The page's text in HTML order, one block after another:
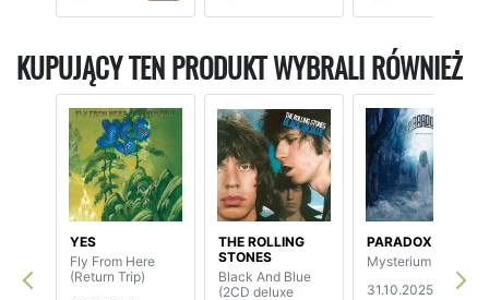
KUPUJĄCY TEN PRODUKT WYBRALI RÓWNIEŻ
YES
Fly From Here
(Return Trip)
THE ROLLING
STONES
Black And Blue
(2CD deluxe
PARADOX
Mysterium
31.10.2025